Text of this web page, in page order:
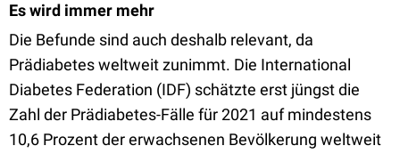
Es wird immer mehr
Die Befunde sind auch deshalb relevant, da
Prädiabetes weltweit zunimmt. Die International
Diabetes Federation (IDF) schätzte erst jüngst die
Zahl der Prädiabetes-Fälle für 2021 auf mindestens
10,6 Prozent der erwachsenen Bevölkerung weltweit